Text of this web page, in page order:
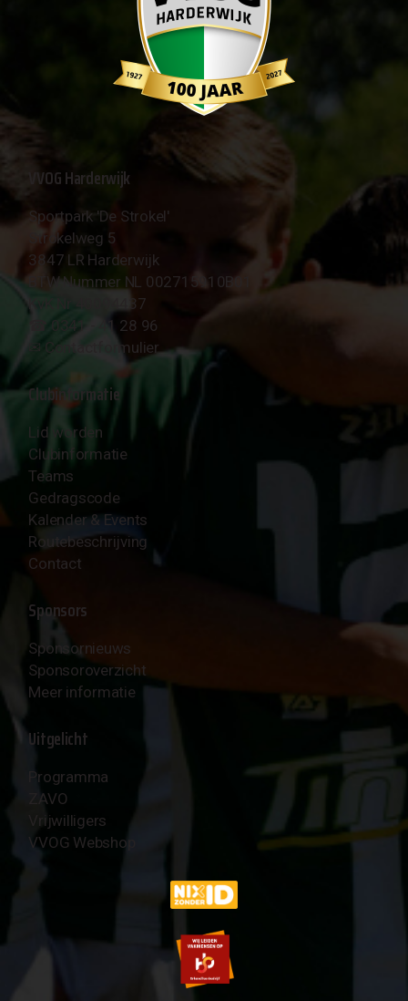
VVOG Harderwijk
Sportpark 'De Strokel'
Strokelweg 5
3847 LR Harderwijk
BTW Nummer NL 002715910B01
KvK Nr 40094437
☎︎ 0341 - 41 28 96
✉︎ Contactformulier
Clubinformatie
Lid worden
Clubinformatie
Teams
Gedragscode
Kalender & Events
Routebeschrijving
Contact
Sponsors
Sponsornieuws
Sponsoroverzicht
Meer informatie
Uitgelicht
Programma
ZAVO
Vrijwilligers
VVOG Webshop